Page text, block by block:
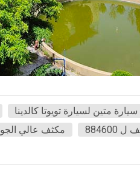
متين لسيارة تويوتا كالدينا
مكثف عالي